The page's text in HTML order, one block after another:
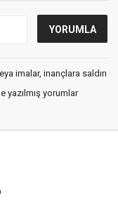
imalar, inançlara saldırı
yazılmış yorumlar